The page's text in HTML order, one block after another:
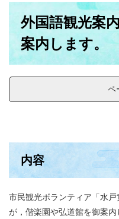
外国語観光案
案内します。
ペ
内容
市民観光ボランティア「水
が，偕楽園や弘道館を御案内